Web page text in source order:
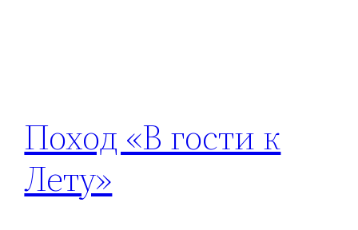
Поход «В гости к
Лету»